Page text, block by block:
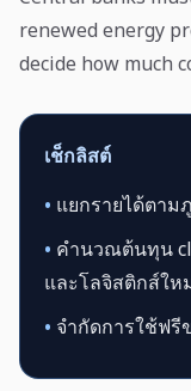
renewed energy
decide how much
เช็กลิสต์
• แยกรายได้ตาม
• คำนวณต้นทุน
และโลจิสติกส์ให
• จำกัดการใช้ฟรี